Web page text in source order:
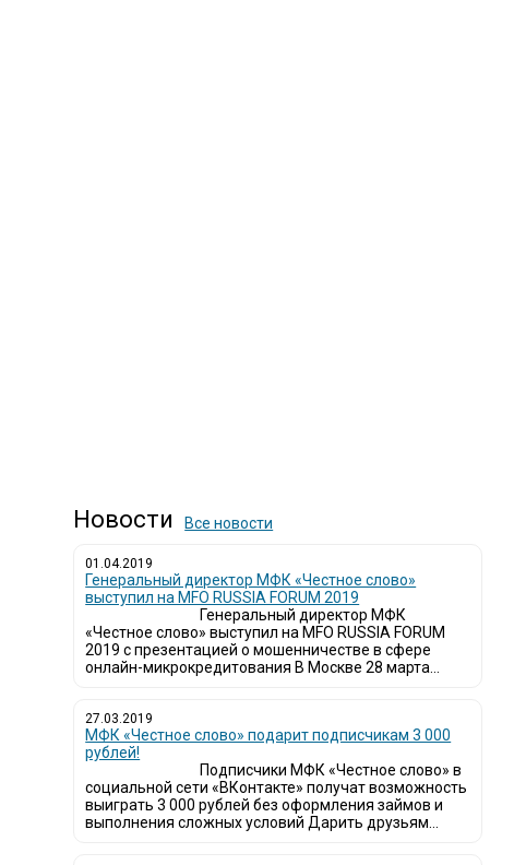
Новости Все новости
01.04.2019
Генеральный директор МФК «Честное слово»
выступил на MFO RUSSIA FORUM 2019
Генеральный директор МФК
«Честное слово» выступил на MFO RUSSIA FORUM
2019 с презентацией о мошенничестве в сфере
онлайн-микрокредитования В Москве 28 марта...
27.03.2019
МФК «Честное слово» подарит подписчикам 3 000
рублей!
Подписчики МФК «Честное слово» в
социальной сети «ВКонтакте» получат возможность
выиграть 3 000 рублей без оформления займов и
выполнения сложных условий Дарить друзьям...